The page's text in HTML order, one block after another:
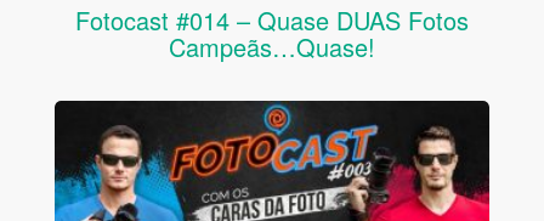
Fotocast #014 – Quase DUAS Fotos
Campeãs…Quase!